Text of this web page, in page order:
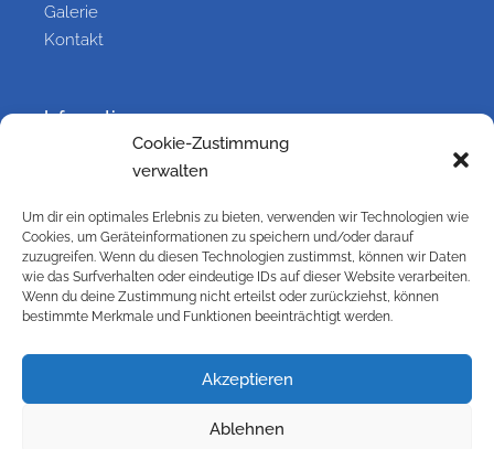
Cookie-Zustimmung
verwalten
Um dir ein optimales Erlebnis zu bieten, verwenden wir Technologien wie
Cookies, um Geräteinformationen zu speichern und/oder darauf
zuzugreifen. Wenn du diesen Technologien zustimmst, können wir Daten
wie das Surfverhalten oder eindeutige IDs auf dieser Website verarbeiten.
Wenn du deine Zustimmung nicht erteilst oder zurückziehst, können
bestimmte Merkmale und Funktionen beeinträchtigt werden.
Akzeptieren
Ablehnen
Galerie
Kontakt
Information
Versandbedingungen
Widerrufsbelehrung
Cookie-Richtlinie (EU)
Datenschutzbelehrung
AGB
Galerie